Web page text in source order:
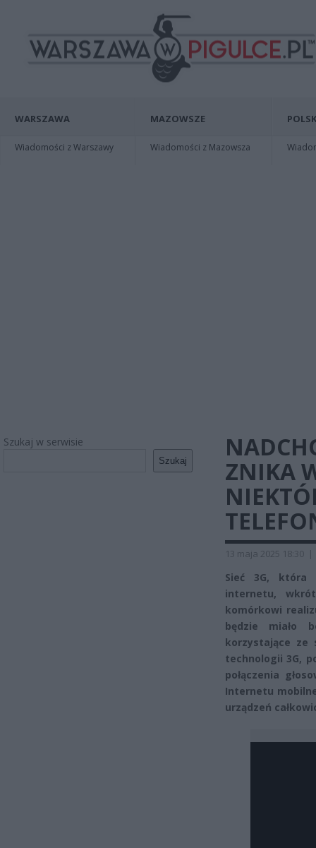
WARSZAWA
Wiadomości z Warszawy
MAZOWSZE
Wiadomości z Mazowsza
Szukaj w serwisie
Szukaj
ZNIKA
13 maja 2025 18:30 |
Sieć 3G, która
internetu,
komórkowi
będzie miało
korzystające ze
technologii 3G,
połączenia
Internetu
urządzeń